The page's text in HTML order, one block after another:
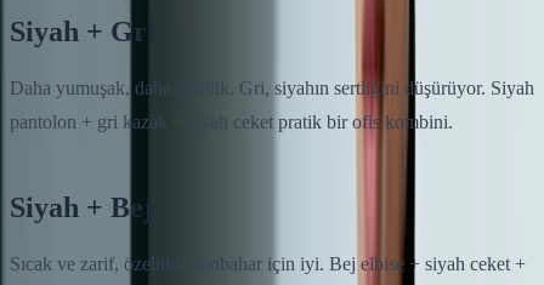
Siyah + Gri
Daha yumuşak, daha günlük. Gri, siyahın sertliğini düşürüyor. Siyah
pantolon + gri kazak + siyah ceket pratik bir ofis kombini.
Siyah + Bej
Sıcak ve zarif, özellikle sonbahar için iyi. Bej elbise + siyah ceket +